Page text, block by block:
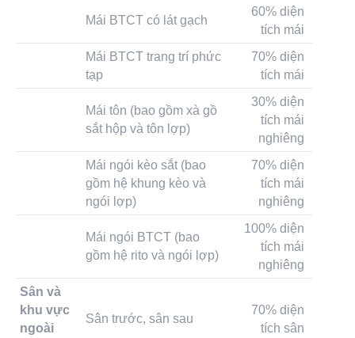
Mái BTCT có lát gạch
60% diện
tích mái
Mái BTCT trang trí phức
tạp
70% diện
tích mái
Mái tôn (bao gồm xà gồ
sắt hộp và tôn lợp)
30% diện
tích mái
nghiêng
Mái ngói kèo sắt (bao
gồm hệ khung kèo và
ngói lợp)
70% diện
tích mái
nghiêng
Mái ngói BTCT (bao
gồm hệ rito và ngói lợp)
100% diện
tích mái
nghiêng
Sân và
khu vực
ngoài
Sân trước, sân sau
70% diện
tích sân